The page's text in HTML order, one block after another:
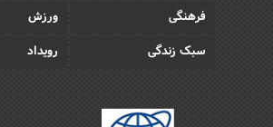
فرهنگی
ورزش
سبک زندگی
رویداد